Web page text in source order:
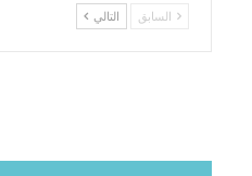
السابق التالي